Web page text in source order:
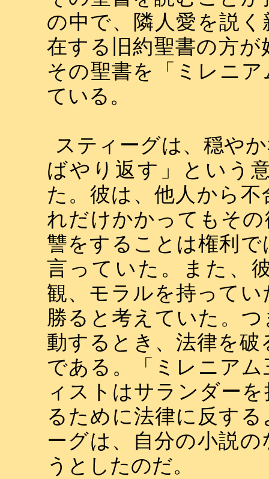
の中で、隣人愛を説
在する旧約聖書の方
その聖書を「ミレニ
ている。
スティーグは、穏や
ばやり返す」という
た。彼は、他人から
れだけかかってもそ
讐をすることは権利
言っていた。また、
観、モラルを持って
勝ると考えていた。
動するとき、法律を
である。「ミレニア
ィストはサランダー
るために法律に反す
ーグは、自分の小説
うとしたのだ。